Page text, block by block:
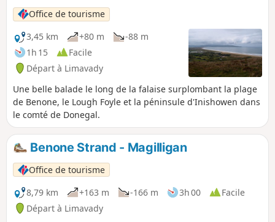
Office de tourisme
3,45 km
+80 m
-88 m
1h 15
Facile
Départ à Limavady
Une belle balade le long de la falaise surplombant la plage
de Benone, le Lough Foyle et la péninsule d'Inishowen dans
le comté de Donegal.
Benone Strand - Magilligan
Office de tourisme
8,79 km
+163 m -166 m 3h 00
Facile
Départ à Limavady